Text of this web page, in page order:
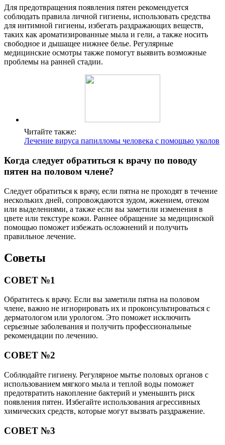
Для предотвращения появления пятен рекомендуется
соблюдать правила личной гигиены, использовать средства
для интимной гигиены, избегать раздражающих веществ,
таких как ароматизированные мыла и гели, а также носить
свободное и дышащее нижнее белье. Регулярные
медицинские осмотры также помогут выявить возможные
проблемы на ранней стадии.
Читайте также:
Лечение вируса папилломы человека с помощью уколов
Когда следует обратиться к врачу по поводу
пятен на половом члене?
Следует обратиться к врачу, если пятна не проходят в течение
нескольких дней, сопровождаются зудом, жжением, отеком
или выделениями, а также если вы заметили изменения в
цвете или текстуре кожи. Раннее обращение за медицинской
помощью поможет избежать осложнений и получить
правильное лечение.
Советы
СОВЕТ №1
Обратитесь к врачу. Если вы заметили пятна на половом
члене, важно не игнорировать их и проконсультироваться с
дерматологом или урологом. Это поможет исключить
серьезные заболевания и получить профессиональные
рекомендации по лечению.
СОВЕТ №2
Соблюдайте гигиену. Регулярное мытье половых органов с
использованием мягкого мыла и теплой воды поможет
предотвратить накопление бактерий и уменьшить риск
появления пятен. Избегайте использования агрессивных
химических средств, которые могут вызвать раздражение.
СОВЕТ №3